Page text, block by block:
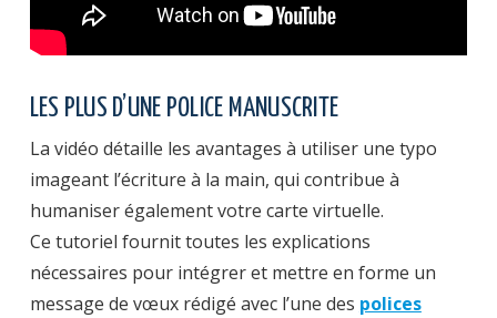
LES PLUS D’UNE POLICE MANUSCRITE
La vidéo détaille les avantages à utiliser une typo
imageant l’écriture à la main, qui contribue à
humaniser également votre carte virtuelle.
Ce tutoriel fournit toutes les explications
nécessaires pour intégrer et mettre en forme un
message de vœux rédigé avec l’une des polices